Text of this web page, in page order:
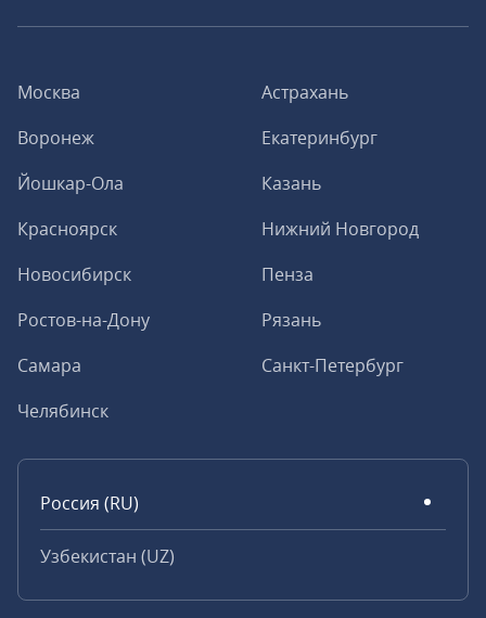
Москва
Астрахань
Воронеж
Екатеринбург
Йошкар-Ола
Казань
Красноярск
Нижний Новгород
Новосибирск
Пенза
Ростов-на-Дону
Рязань
Самара
Санкт-Петербург
Челябинск
Россия (RU)
Узбекистан (UZ)